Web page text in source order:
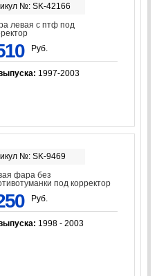
№: SK-42166
левая с птф под
Руб.
1997-2003
№: SK-9469
фара без
под корректор
Руб.
1998 - 2003